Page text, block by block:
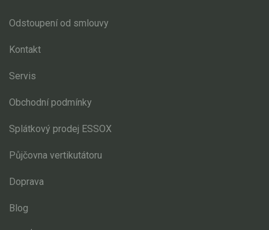
Odstoupení od smlouvy
Kontakt
Servis
Obchodní podmínky
Splátkový prodej ESSOX
Půjčovna vertikutátoru
Doprava
Blog